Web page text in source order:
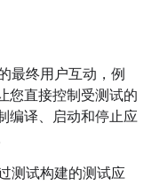
最终用户互动，例
您直接控制受测试的
编译、启动和停止应
测试构建的测试应